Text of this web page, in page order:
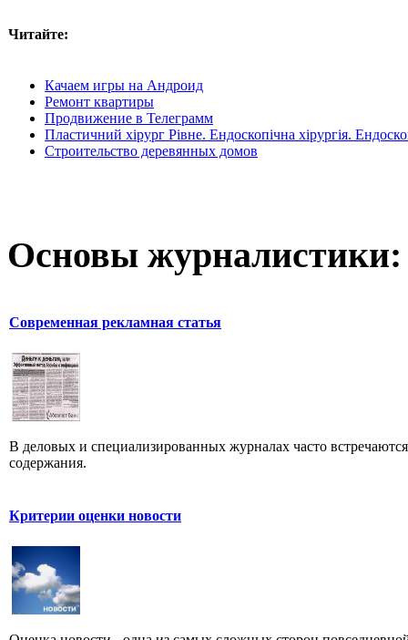
Читайте:
Качаем игры на Андроид
Ремонт квартиры
Продвижение в Телеграмм
Пластичний хірург Рівне. Ендоскопічна хірургія.
Строительство деревянных домов
Основы журналистики:
Современная рекламная статья
В деловых и специализированных журналах часто
содержания.
Критерии оценки новости